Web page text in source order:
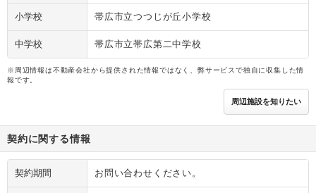
小学校 帯広市立つつじが丘小学校
中学校 帯広市立帯広第二中学校
※周辺情報は不動産会社から提供された情報ではなく、弊サービスで独自に収集した情
報です。
周辺施設を知りたい
契約に関する情報
契約期間 お問い合わせください。